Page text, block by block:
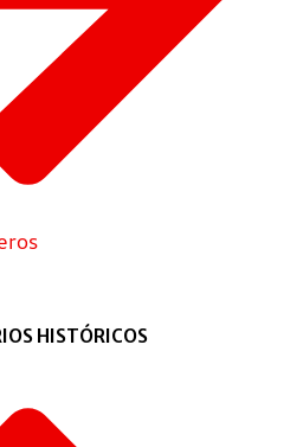
HISTÓRICOS